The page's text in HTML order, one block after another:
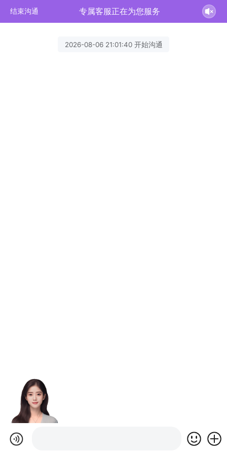
结束沟通 专属客服正在为您服务
2026-08-06 21:01:40 开始沟通